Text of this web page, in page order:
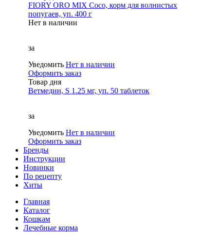
FIORY ORO MIX Coco, корм для волнистых
попугаев, уп. 400 г
Нет в наличии
за
Уведомить Нет в наличии
Оформить заказ
Товар дня
Ветмедин, S 1.25 мг, уп. 50 таблеток
за
Уведомить Нет в наличии
Оформить заказ
Бренды
Инструкции
Новинки
По рецепту
Хиты
Главная
Каталог
Кошкам
Лечебные корма